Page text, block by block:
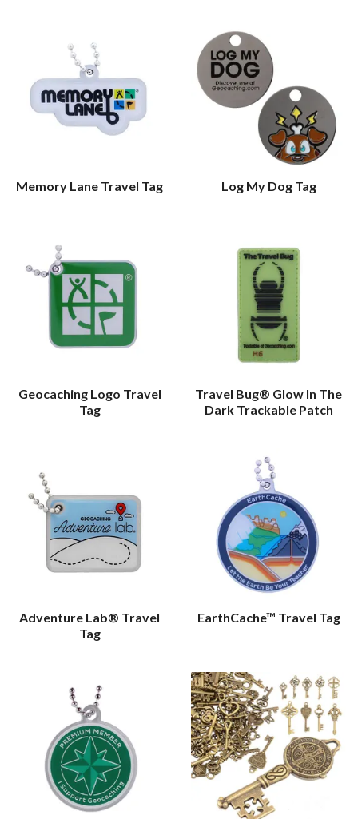
Memory Lane Travel Tag Log My Dog Tag
Geocaching Logo Travel
Tag
Travel Bug® Glow In The
Dark Trackable Patch
Adventure Lab® Travel
Tag
EarthCache™ Travel Tag